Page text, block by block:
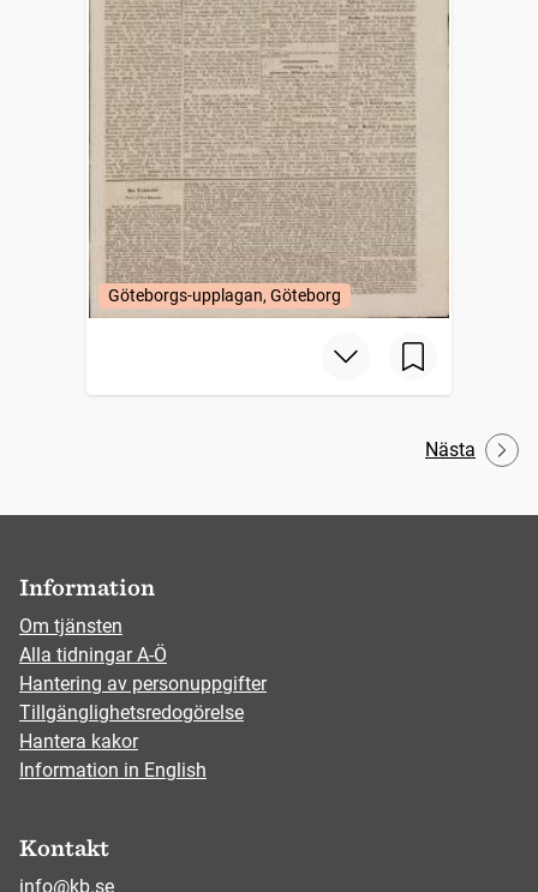
Göteborgs-upplagan, Göteborg
Nästa
Information
Om tjänsten
Alla tidningar A-Ö
Hantering av personuppgifter
Tillgänglighetsredogörelse
Hantera kakor
Information in English
Kontakt
info@kb.se